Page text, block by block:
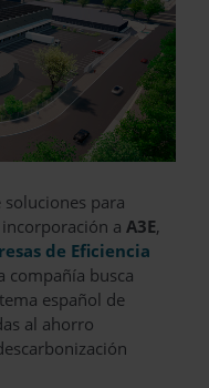
para
a A3E,
de Eficiencia
compañía busca
español de
al ahorro